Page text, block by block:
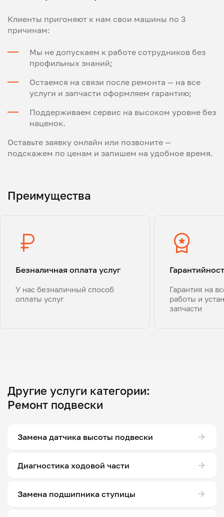
Клиенты пригоняют к нам свои машины по 3
причинам:
Мы не допускаем к работе сотрудников без
профильных знаний;
Остаемся на связи после ремонта — на все
услуги и запчасти оформляем гарантию;
Поддерживаем сервис на высоком уровне без
наценок.
Оставьте заявку онлайн или позвоните —
подскажем по ценам и запишем на удобное время.
Преимущества
Безналичная оплата услуг
У нас безналичный способ
оплаты услуг
Гарантия на
работы и
запчасти
Другие услуги категории:
Ремонт подвески
Замена датчика высоты подвески
Диагностика ходовой части
Замена подшипника ступицы